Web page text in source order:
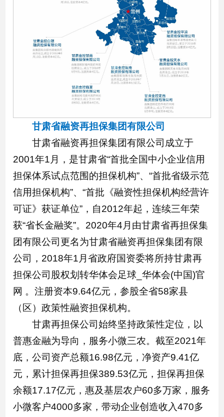
甘肃省融资再担保集团有限公司
甘肃省融资再担保集团有限公司成立于
2001年1月，是甘肃省“首批全国中小企业信用
担保体系试点范围的担保机构”、“首批省级示范
信用担保机构”、“首批《融资性担保机构经营许
可证》获证单位”，自2012年起，连续三年荣
获“省长金融奖”。2020年4月由甘肃省再担保集
团有限公司更名为甘肃省融资再担保集团有限
公司，2018年1月省政府国资委将所持甘肃再
担保公司股权划转华体会足球_华体会(中国)官
网 。注册资本9.64亿元，参股全省58家县
（区）政策性融资担保机构。
甘肃再担保公司始终坚持政策性定位，以
普惠金融为导向，服务小微三农。截至2021年
底，公司资产总额16.98亿元，净资产9.41亿
元，累计担保再担保389.53亿元，担保再担保
余额17.17亿元，惠及基层农户60多万家，服务
小微客户4000多家，带动企业创造收入470多